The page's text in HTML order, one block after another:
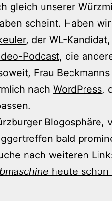
gleich unserer
scheint. Haben
, der WL-
Podcast, die
Frau Beckmanns
nach WordPress,
Blogosphäre,
bald
nach weiteren
heute schon